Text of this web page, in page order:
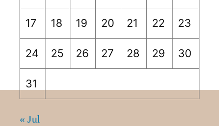
17 18 19 20 21 22 23
24 25 26 27 28 29 30
31
« Jul